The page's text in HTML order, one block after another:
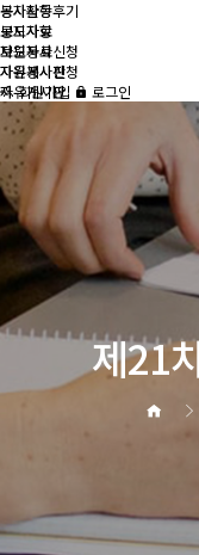
봉사활동후기
공지사항
보도자료
자원봉사신청
자유게시판
공지사항
보도자료
자원봉사신청
자유게시판
회원가입
로그인
제21